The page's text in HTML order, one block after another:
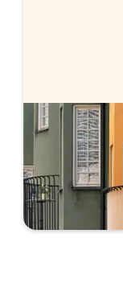
Prognos för
Vi går
ser ut framåt
just nu.